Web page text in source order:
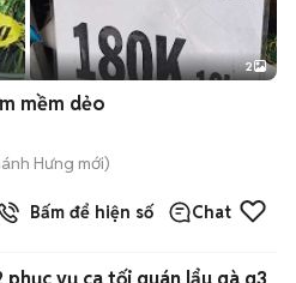
2
mềm dẻo
Hưng mới)
Bấm để hiện số Chat